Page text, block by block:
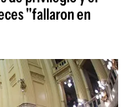
"fallaron en